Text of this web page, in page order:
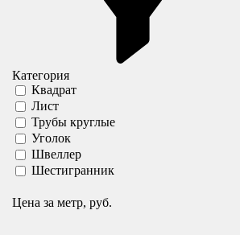
Категория
Квадрат
Лист
Трубы круглые
Уголок
Швеллер
Шестигранник
Цена за метр, руб.